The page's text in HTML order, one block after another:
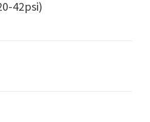
42psi)